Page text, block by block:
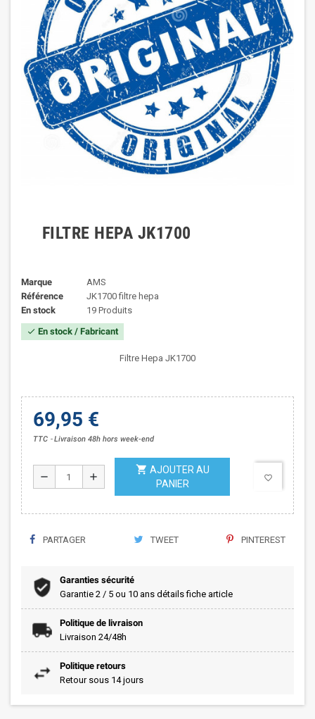
FILTRE HEPA JK1700
Marque
AMS
Référence
JK1700 filtre hepa
En stock
19 Produits
check En stock / Fabricant
Filtre Hepa JK1700
69,95 €
TTC Livraison 48h hors week-end
remove add
shopping_cart AJOUTER AU
PANIER
favorite_border
PARTAGER TWEET PINTEREST
Garanties sécurité
Garantie 2 / 5 ou 10 ans détails fiche article
Politique de livraison
Livraison 24/48h
Politique retours
Retour sous 14 jours